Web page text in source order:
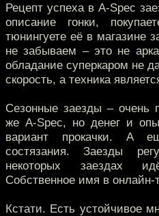
Рецепт успеха в A-Spec
описание гонки,
тюнингуете её в магазине
не забываем – это не
обладание суперкаром не
скорость, а техника
Сезонные заезды – очень
же A-Spec, но денег и
вариант прокачки. А
состязания. Заезды
некоторых заездах
Собственное имя в онлайн-
Кстати. Есть устойчивое